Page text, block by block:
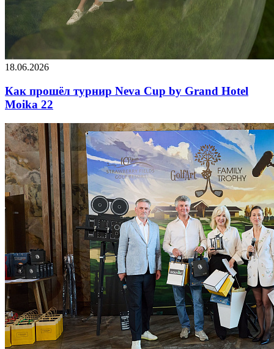
18.06.2026
Как прошёл турнир Neva Cup by Grand Hotel
Moika 22